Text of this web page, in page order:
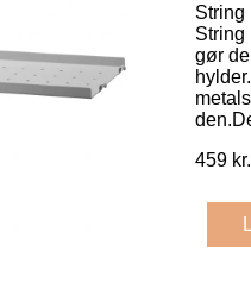
String
String
gør
459 kr.